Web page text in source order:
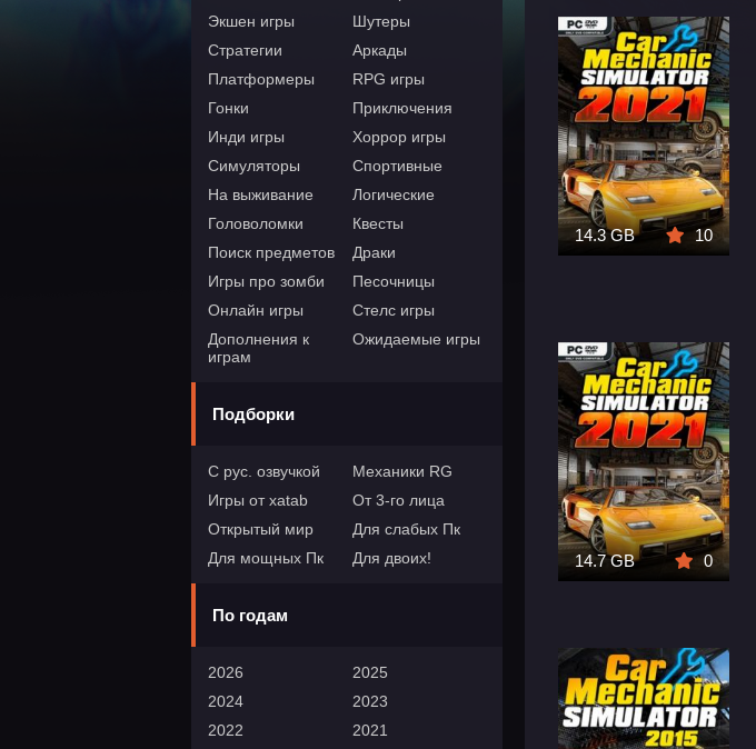
Экшен игры
Шутеры
Стратегии
Аркады
Платформеры
RPG игры
Гонки
Приключения
Инди игры
Хоррор игры
Симуляторы
Спортивные
На выживание
Логические
Головоломки
Квесты
Поиск предметов
Драки
Игры про зомби
Песочницы
Онлайн игры
Стелс игры
Дополнения к
играм
Ожидаемые игры
Подборки
С рус. озвучкой
Механики RG
Игры от xatab
От 3-го лица
Открытый мир
Для слабых Пк
Для мощных Пк
Для двоих!
По годам
2026
2025
2024
2023
2022
2021
14.3 GB 10
14.7 GB 0